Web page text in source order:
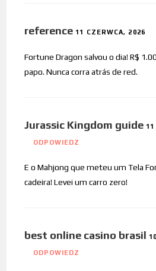
reference 11 CZERWCA, 2026
Fortune Dragon salvou o dia! R$
papo. Nunca corra atrás de red.
Jurassic Kingdom guide 11
ODPOWIEDZ
E o Mahjong que meteu um Tela
cadeira! Levei um carro zero!
best online casino brasil
ODPOWIEDZ